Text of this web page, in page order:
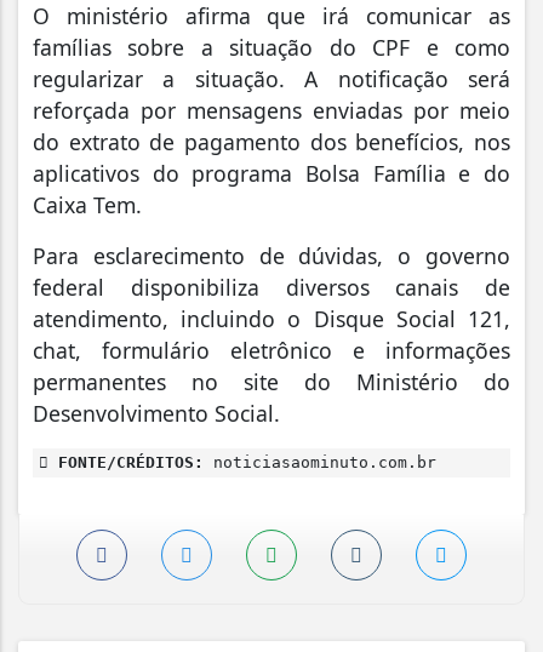
O ministério afirma que irá comunicar as
famílias sobre a situação do CPF e como
regularizar a situação. A notificação será
reforçada por mensagens enviadas por meio
do extrato de pagamento dos benefícios, nos
aplicativos do programa Bolsa Família e do
Caixa Tem.
Para esclarecimento de dúvidas, o governo
federal disponibiliza diversos canais de
atendimento, incluindo o Disque Social 121,
chat, formulário eletrônico e informações
permanentes no site do Ministério do
Desenvolvimento Social.
FONTE/CRÉDITOS: noticiasaominuto.com.br